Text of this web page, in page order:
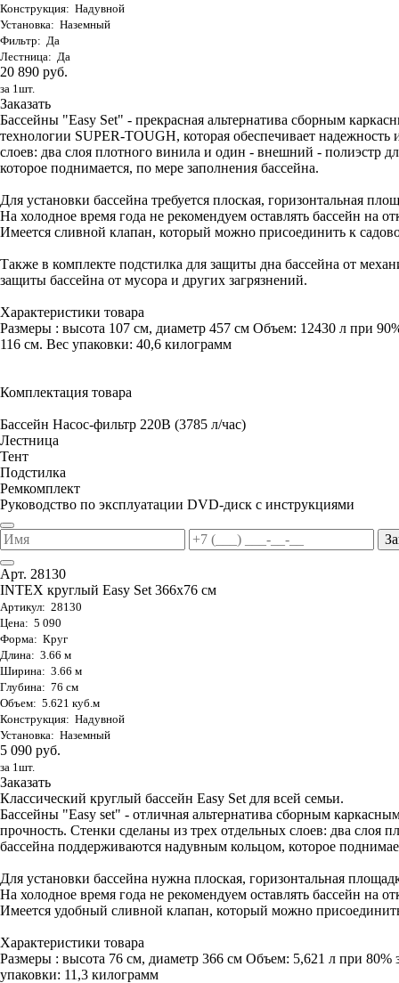
Конструкция: Надувной
Установка: Наземный
Фильтр: Да
Лестница: Да
20 890 руб.
за 1шт.
Заказать
Бассейны "Easy Set" - прекрасная альтернатива сборным
технологии SUPER-TOUGH, которая обеспечивает
слоев: два слоя плотного винила и один - внешний - полиэстр
которое поднимается, по мере заполнения бассейна.
Для установки бассейна требуется плоская, горизонтальная
На холодное время года не рекомендуем оставлять бассейн на
Имеется сливной клапан, который можно присоединить к
Также в комплекте подстилка для защиты дна бассейна от
защиты бассейна от мусора и других загрязнений.
Характеристики товара
Размеры : высота 107 см, диаметр 457 см Объем: 12430 л при
116 см. Вес упаковки: 40,6 килограмм
Комплектация товара
Бассейн Насос-фильтр 220В (3785 л/час)
Лестница
Тент
Подстилка
Ремкомплект
Руководство по эксплуатации DVD-диск с инструкциями
Арт. 28130
INTEX круглый Easy Set 366х76 см
Артикул: 28130
Цена: 5 090
Форма: Круг
Длина: 3.66 м
Ширина: 3.66 м
Глубина: 76 см
Объем: 5.621 куб.м
Конструкция: Надувной
Установка: Наземный
5 090 руб.
за 1шт.
Заказать
Классический круглый бассейн Easy Set для всей семьи.
Бассейны "Easy set" - отличная альтернатива сборным
прочность. Стенки сделаны из трех отдельных слоев: два
бассейна поддерживаются надувным кольцом, которое
Для установки бассейна нужна плоская, горизонтальная
На холодное время года не рекомендуем оставлять бассейн на
Имеется удобный сливной клапан, который можно
Характеристики товара
Размеры : высота 76 см, диаметр 366 см Объем: 5,621 л при
упаковки: 11,3 килограмм